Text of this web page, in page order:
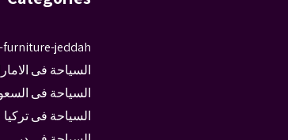
jeddah
السياحة فى
السياحة فى
السياحة فى تركيا